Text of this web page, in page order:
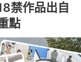
禁作品出自
點